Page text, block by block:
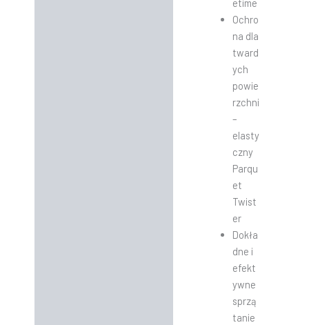
etime
Ochro
na dla
tward
ych
powie
rzchni
–
elasty
czny
Parqu
et
Twist
er
Dokła
dne i
efekt
ywne
sprzą
tanie